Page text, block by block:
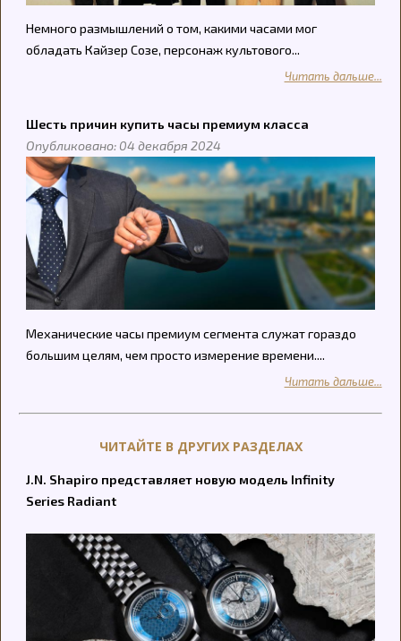
Немного размышлений о том, какими часами мог
обладать Кайзер Созе, персонаж культового...
Читать дальше...
Шесть причин купить часы премиум класса
Опубликовано: 04 декабря 2024
Механические часы премиум сегмента служат гораздо
большим целям, чем просто измерение времени....
Читать дальше...
ЧИТАЙТЕ В ДРУГИХ РАЗДЕЛАХ
J.N. Shapiro представляет новую модель Infinity
Series Radiant